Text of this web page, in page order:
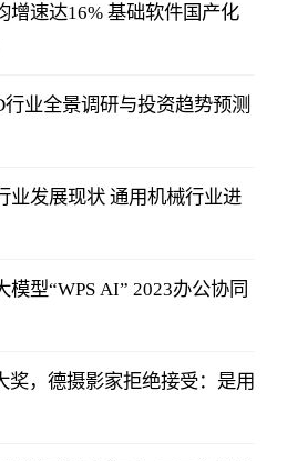
增速达16% 基础软件国产化
业全景调研与投资趋势预测
业发展现状 通用机械行业进
型“WPS AI” 2023办公协同
奖，德摄影家拒绝接受：是用